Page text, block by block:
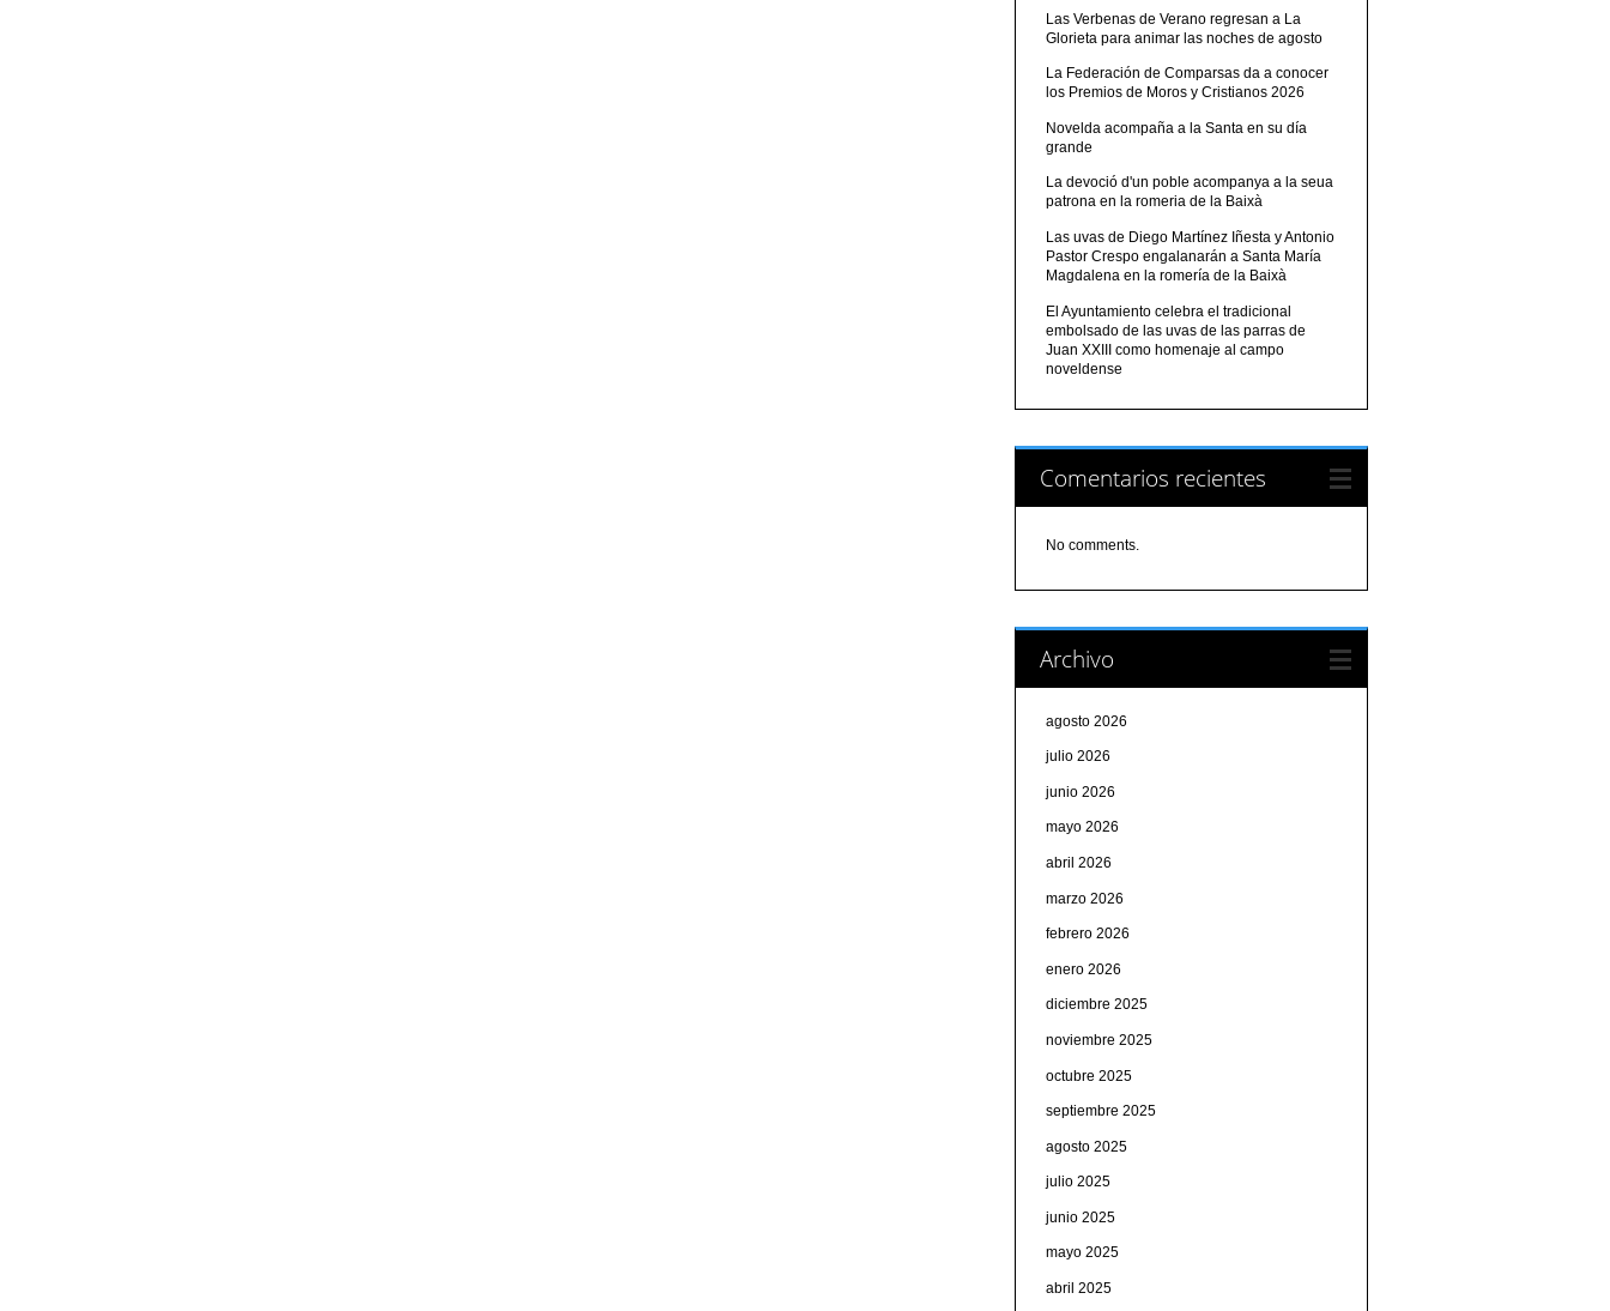
Las Verbenas de Verano regresan a La
Glorieta para animar las noches de agosto
La Federación de Comparsas da a conocer
los Premios de Moros y Cristianos 2026
Novelda acompaña a la Santa en su día
grande
La devoció d'un poble acompanya a la seua
patrona en la romeria de la Baixà
Las uvas de Diego Martínez Iñesta y Antonio
Pastor Crespo engalanarán a Santa María
Magdalena en la romería de la Baixà
El Ayuntamiento celebra el tradicional
embolsado de las uvas de las parras de
Juan XXIII como homenaje al campo
noveldense
Comentarios recientes
No comments.
Archivo
agosto 2026
julio 2026
junio 2026
mayo 2026
abril 2026
marzo 2026
febrero 2026
enero 2026
diciembre 2025
noviembre 2025
octubre 2025
septiembre 2025
agosto 2025
julio 2025
junio 2025
mayo 2025
abril 2025